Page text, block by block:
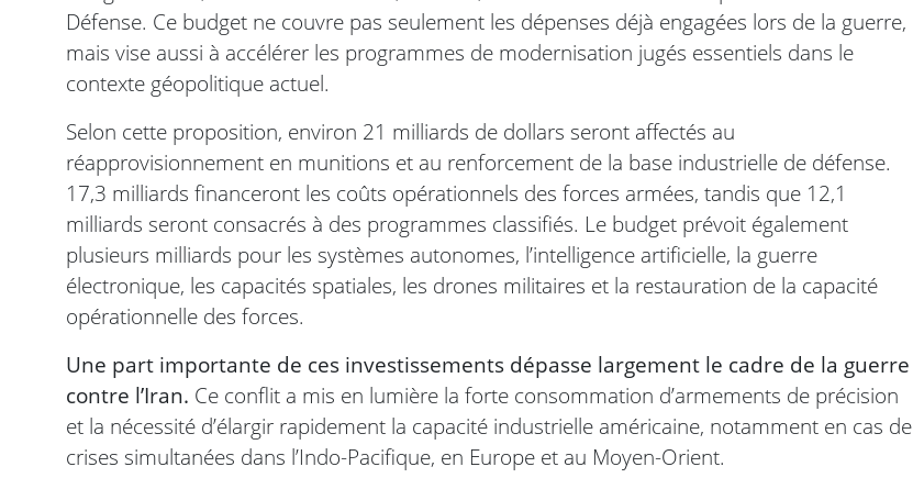
Défense. Ce budget ne couvre pas seulement les dépenses déjà engagées lors de la guerre,
mais vise aussi à accélérer les programmes de modernisation jugés essentiels dans le
contexte géopolitique actuel.
Selon cette proposition, environ 21 milliards de dollars seront affectés au
réapprovisionnement en munitions et au renforcement de la base industrielle de défense.
17,3 milliards financeront les coûts opérationnels des forces armées, tandis que 12,1
milliards seront consacrés à des programmes classifiés. Le budget prévoit également
plusieurs milliards pour les systèmes autonomes, l’intelligence artificielle, la guerre
électronique, les capacités spatiales, les drones militaires et la restauration de la capacité
opérationnelle des forces.
Une part importante de ces investissements dépasse largement le cadre de la guerre
contre l’Iran. Ce conflit a mis en lumière la forte consommation d’armements de précision
et la nécessité d’élargir rapidement la capacité industrielle américaine, notamment en cas de
crises simultanées dans l’Indo-Pacifique, en Europe et au Moyen-Orient.